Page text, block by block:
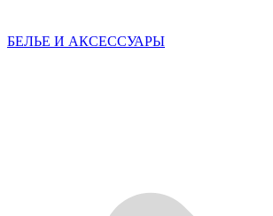
БЕЛЬЕ И АКСЕССУАРЫ